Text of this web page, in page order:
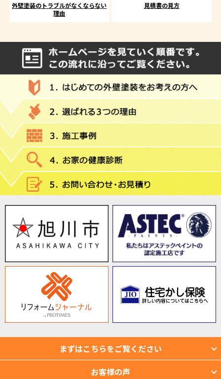
外壁塗装のトラブルがなくならない
理由
見積書の見方
まずはこちらをご覧ください
お客様の声